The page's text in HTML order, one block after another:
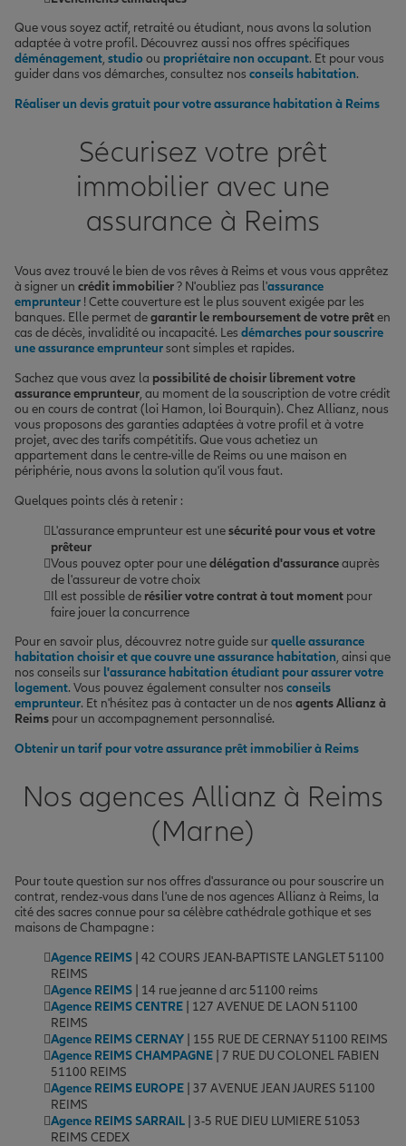
Que vous soyez actif, retraité ou étudiant, nous avons la solution
adaptée à votre profil. Découvrez aussi nos offres spécifiques
déménagement, studioou propriétaire non occupant. Et pour vous
guider dans vos démarches, consultez nos conseils habitation.
Réaliser un devis gratuit pour votre assurance habitation à Reims
Sécurisez votre prêt
immobilier avec une
assurance à Reims
Vous avez trouvé le bien de vos rêves à Reims et vous vous apprêtez
à signer un crédit immobilier? N'oubliez pas l'assurance
emprunteur ! Cette couverture est le plus souvent exigée par les
banques. Elle permet degarantir le remboursement de votre prêten
cas de décès, invalidité ou incapacité. Les démarches pour souscrire
une assurance emprunteursont simples et rapides.
Sachez que vous avez la possibilité de choisir librement votre
assurance emprunteur, au moment de la souscription de votre crédit
ou en cours de contrat (loi Hamon, loi Bourquin). Chez Allianz, nous
vous proposons des garanties adaptées à votre profil et à votre
projet, avec des tarifs compétitifs. Que vous achetiez un
appartement dans le centre-ville de Reims ou une maison en
périphérie, nous avons la solution qu'il vous faut.
Quelques points clés à retenir :
L'assurance emprunteur est unesécurité pour vous et votre
prêteur
Vous pouvez opter pour unedélégation d'assuranceauprès
de l'assureur de votre choix
Il est possible de résilier votre contrat à tout moment pour
faire jouer la concurrence
Pour en savoir plus, découvrez notre guide surquelle assurance
habitation choisir et que couvre une assurance habitation, ainsi que
nos conseils sur l'assurance habitation étudiant pour assurer votre
logement. Vous pouvez également consulter nos conseils
emprunteur. Et n'hésitez pas à contacter un de nos agents Allianz à
Reims pour un accompagnement personnalisé.
Obtenir un tarif pour votre assurance prêt immobilier à Reims
Nos agences Allianz à Reims
(Marne)
Pour toute question sur nos offres d'assurance ou pour souscrire un
contrat, rendez-vous dans l'une de nos agences Allianz à Reims, la
cité des sacres connue pour sa célèbre cathédrale gothique et ses
maisons de Champagne :
Agence REIMS | 42 COURS JEAN-BAPTISTE LANGLET 51100
REIMS
Agence REIMS | 14 rue jeanne d arc 51100 reims
Agence REIMS CENTRE | 127 AVENUE DE LAON 51100
REIMS
Agence REIMS CERNAY | 155 RUE DE CERNAY 51100 REIMS
Agence REIMS CHAMPAGNE | 7 RUE DU COLONEL FABIEN
51100 REIMS
Agence REIMS EUROPE | 37 AVENUE JEAN JAURES 51100
REIMS
Agence REIMS SARRAIL | 3-5 RUE DIEU LUMIERE 51053
REIMS CEDEX